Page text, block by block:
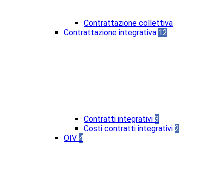
Contrattazione collettiva
Contrattazione integrativa 12
Contratti integrativi 3
Costi contratti integrativi 2
OIV 4